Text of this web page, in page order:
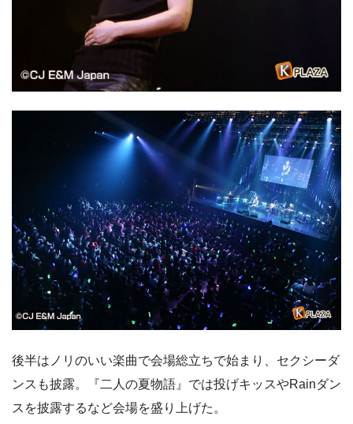
後半はノリのいい楽曲で会場総立ちで始まり、セクシーダ
ンスも披露。『二人の夏物語』では投げキッスやRainダン
スを披露するなど会場を盛り上げた。